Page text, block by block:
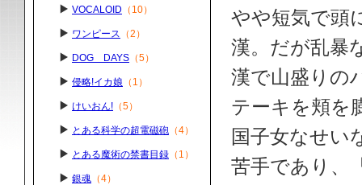
やや短気で頭
漢。だが乱暴
漢で山盛りの
テーキを頬を
国子女なせい
苦手であり、
VOCALOID （10）
ワンピース （2）
DOG DAYS （5）
侵略!イカ娘 （1）
けいおん! （5）
とある科学の超電磁砲 （4）
とある魔術の禁書目録 （1）
銀魂 （4）